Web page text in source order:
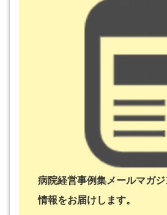
病院経営事例集メールマガ
情報をお届けします。